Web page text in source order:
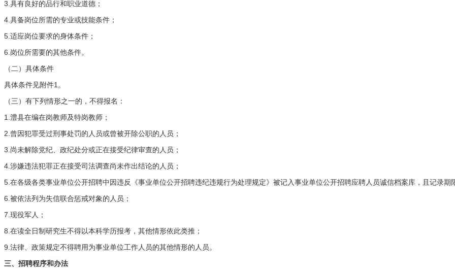
3. 具有良好的品行和职业道德；
4. 具备岗位所需的专业或技能条件；
5. 适应岗位要求的身体条件；
6. 岗位所需要的其他条件。
（二）具体条件
具体条件见附件1 。
（三）有下列情形之一的，不得报名：
1. 澧县在编在岗教师及特岗教师；
2. 曾因犯罪受过刑事处罚的人员或曾被开除公职的人员；
3. 尚未解除党纪、政纪处分或正在接受纪律审查的人员；
4. 涉嫌违法犯罪正在接受司法调查尚未作出结论的人员；
5. 在各级各类事业单位公开招聘中因违反《事业单位公开招聘违纪违规行为处理规定》被记入事业单位公开招聘应聘人员诚信档案库，且记录期
6. 被依法列为失信联合惩戒对象的人员；
7. 现役军人；
8. 在读全日制研究生不得以本科学历报考，其他情形依此类推；
9. 法律、政策规定不得聘用为事业单位工作人员的其他情形的人员。
三、招聘程序和办法